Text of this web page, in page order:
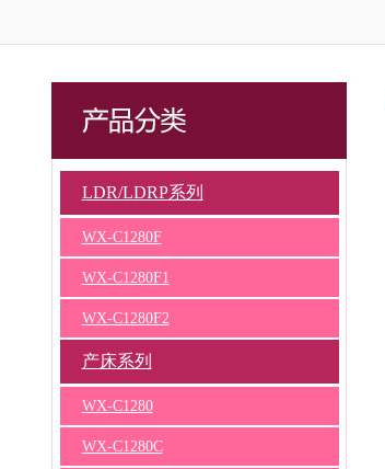
LDR/LDRP系列
WX-C1280F
WX-C1280F1
WX-C1280F2
产床系列
WX-C1280
WX-C1280C